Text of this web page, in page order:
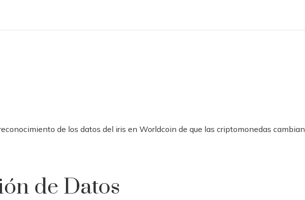
de los datos del iris en Worldcoin de que las criptomonedas cambian
de Datos